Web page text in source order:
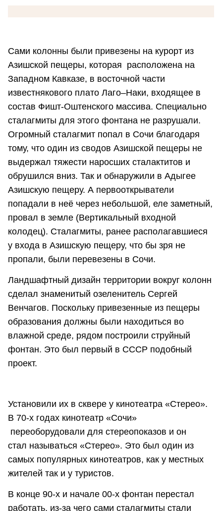
Сами колонны были привезены на курорт из
Азишской пещеры, которая расположена на
Западном Кавказе, в восточной части
известнякового плато Лаго–Наки, входящее в
состав Фишт-Оштенского массива. Специально
сталагмиты для этого фонтана не разрушали.
Огромный сталагмит попал в Сочи благодаря
тому, что один из сводов Азишской пещеры не
выдержал тяжести наросших сталактитов и
обрушился вниз. Так и обнаружили в Адыгее
Азишскую пещеру. А первооткрыватели
попадали в неё через небольшой, еле заметный,
провал в земле (Вертикальный входной
колодец). Сталагмиты, ранее располагавшиеся
у входа в Азишскую пещеру, что бы зря не
пропали, были перевезены в Сочи.
Ландшафтный дизайн территории вокруг колонн
сделал знаменитый озеленитель Сергей
Венчагов. Поскольку привезенные из пещеры
образования должны были находиться во
влажной среде, рядом построили струйный
фонтан. Это был первый в СССР подобный
проект.
Установили их в сквере у кинотеатра «Стерео».
В 70-х годах кинотеатр «Сочи»
переоборудовали для стереопоказов и он
стал называться «Стерео». Это был один из
самых популярных кинотеатров, как у местных
жителей так и у туристов.
В конце 90-х и начале 00-х фонтан перестал
работать, из-за чего сами сталагмиты стали